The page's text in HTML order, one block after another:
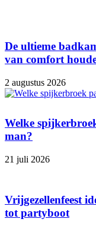
De ultieme
van comfort
2 augustus 2026
Welke
man?
21 juli 2026
Vrijgezellenfeest
tot partyboot